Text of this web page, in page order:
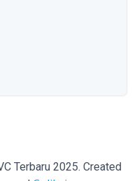
Terbaru 2025. Created